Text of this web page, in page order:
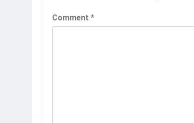
Comment *